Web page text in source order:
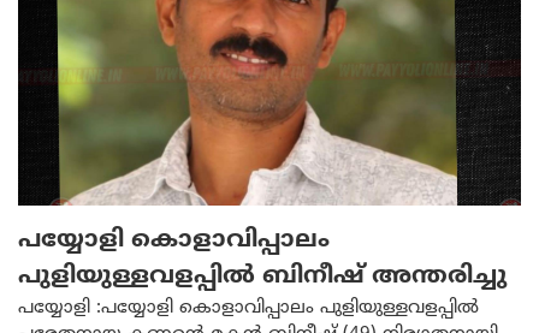
പയ്യോളി കൊളാവിപ്പാലം
പുളിയുള്ളവളപ്പിൽ ബിനീഷ് അന്തരിച്ചു
പയ്യോളി :പയ്യോളി കൊളാവിപ്പാലം പുളിയുള്ളവളപ്പിൽ